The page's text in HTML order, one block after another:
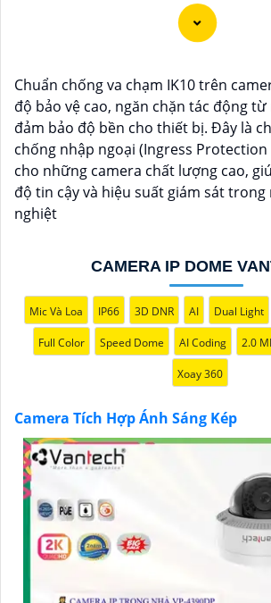
Chuẩn chống va chạm IK10 trên
độ bảo vệ cao, ngăn chặn tác động từ
đảm bảo độ bền cho thiết bị. Đây là
chống nhập ngoại (Ingress
cho những camera chất lượng cao,
độ tin cậy và hiệu suất giám sát
nghiệt
CAMERA IP DOME
Mic Và Loa IP66 3D DNR AI Dual Light
Full Color Speed Dome AI Coding 2.0
Xoay 360
Camera Tích Hợp Ánh Sáng Kép